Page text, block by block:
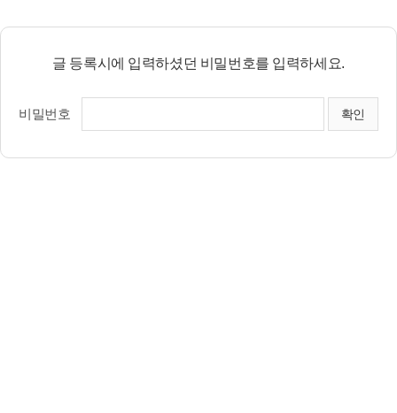
글 등록시에 입력하셨던 비밀번호를 입력하세요.
비밀번호